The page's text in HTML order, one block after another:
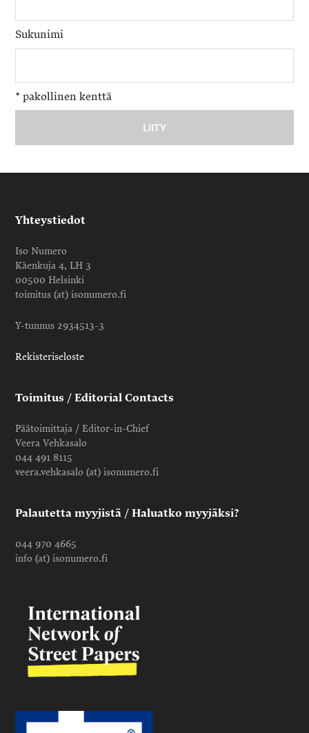
Sukunimi
* pakollinen kenttä
Yhteystiedot
Iso Numero
Käenkuja 4, LH 3
00500 Helsinki
toimitus (at) isonumero.fi
Y-tunnus 2934513-3
Rekisteriseloste
Toimitus / Editorial Contacts
Päätoimittaja / Editor-in-Chief
Veera Vehkasalo
044 491 8115
veera.vehkasalo (at) isonumero.fi
Palautetta myyjistä / Haluatko myyjäksi?
044 970 4665
info (at) isonumero.fi